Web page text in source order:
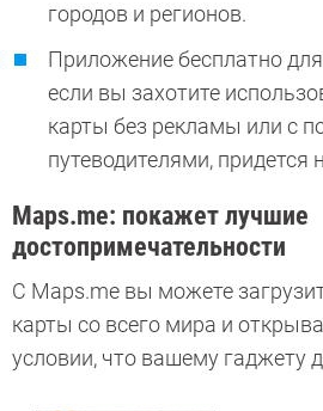
городов и регионов.
Приложение бесплатно для
если вы захотите
карты без рекламы или с
путеводителями, придется
Maps.me: покажет лучшие
достопримечательности
С Maps.me вы можете
карты со всего мира и
условии, что вашему гаджету